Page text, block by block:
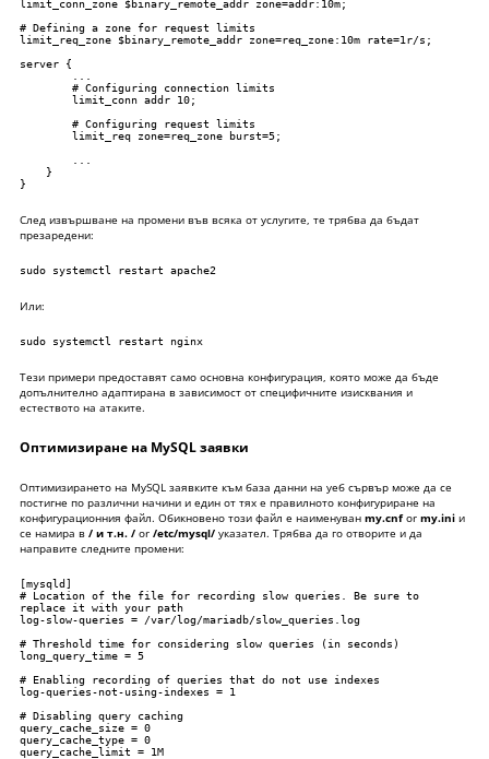
limit_conn_zone $binary_remote_addr zone=addr:10m;
# Defining a zone for request limits
limit_req_zone $binary_remote_addr zone=req_zone:10m rate=1r/s;
server {
}
След извършване на промени във всяка от услугите, те трябва да бъдат
презаредени:
sudo systemctl restart apache2
Или:
sudo systemctl restart nginx
Тези примери предоставят само основна конфигурация, която може да бъде
допълнително адаптирана в зависимост от специфичните изисквания и
естеството на атаките.
Оптимизиране на MySQL заявки
Оптимизирането на MySQL заявките към база данни на уеб сървър може да се
постигне по различни начини и един от тях е правилното конфигуриране на
конфигурационния файл. Обикновено този файл е наименуван my.cnfor my.ini и
се намира в / и т.н. / or /etc/mysql/ указател. Трябва да го отворите и да
направите следните промени:
[mysqld]
# Location of the file for recording slow queries. Be sure to
replace it with your path
log-slow-queries = /var/log/mariadb/slow_queries.log
# Threshold time for considering slow queries (in seconds)
long_query_time = 5
# Enabling recording of queries that do not use indexes
log-queries-not-using-indexes = 1
# Disabling query caching
query_cache_size = 0
query_cache_type = 0
query_cache_limit = 1M